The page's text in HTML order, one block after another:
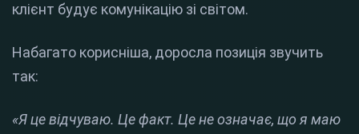
клієнт будує комунікацію зі світом.
Набагато корисніша, доросла позиція звучить
так:
«Я це відчуваю. Це факт. Це не означає, що я маю